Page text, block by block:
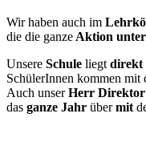
Wir haben auch im
die die ganze Aktion
Unsere Schule liegt direkt
SchülerInnen kommen mit
Auch unserHerr Direktor
das ganze Jahr übermit